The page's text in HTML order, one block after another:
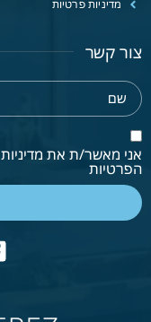
מדיניות פרטיות
צור קשר
אני מאשר/ת את מדיניות
הפרטיות